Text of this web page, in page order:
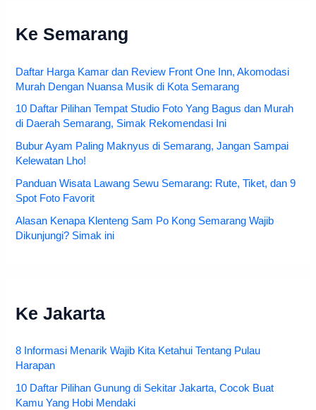
Ke Semarang
Daftar Harga Kamar dan Review Front One Inn, Akomodasi
Murah Dengan Nuansa Musik di Kota Semarang
10 Daftar Pilihan Tempat Studio Foto Yang Bagus dan Murah
di Daerah Semarang, Simak Rekomendasi Ini
Bubur Ayam Paling Maknyus di Semarang, Jangan Sampai
Kelewatan Lho!
Panduan Wisata Lawang Sewu Semarang: Rute, Tiket, dan 9
Spot Foto Favorit
Alasan Kenapa Klenteng Sam Po Kong Semarang Wajib
Dikunjungi? Simak ini
Ke Jakarta
8 Informasi Menarik Wajib Kita Ketahui Tentang Pulau
Harapan
10 Daftar Pilihan Gunung di Sekitar Jakarta, Cocok Buat
Kamu Yang Hobi Mendaki